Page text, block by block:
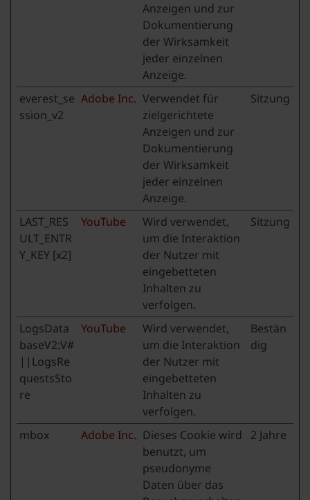
Anzeigen und zur
Dokumentierung
der Wirksamkeit
jeder einzelnen
Anzeige.
everest_se
ssion_v2
Adobe Inc. Verwendet für
zielgerichtete
Anzeigen und zur
Dokumentierung
der Wirksamkeit
jeder einzelnen
Anzeige.
Sitzung
LAST_RES
ULT_ENTR
Y_KEY [x2]
YouTube
Wird verwendet,
um die Interaktion
der Nutzer mit
eingebetteten
Inhalten zu
verfolgen.
Sitzung
LogsData
baseV2:V#
||LogsRe
questsSto
re
YouTube
Wird verwendet,
um die Interaktion
der Nutzer mit
eingebetteten
Inhalten zu
verfolgen.
Bestän
dig
mbox Adobe Inc. Dieses Cookie wird
benutzt, um
pseudonyme
Daten über das
2 Jahre